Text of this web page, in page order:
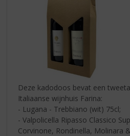
Deze kadodoos bevat een
Italiaanse wijnhuis Farina:
- Lugana - Trebbiano (wit) 75cl;
- Valpolicella Ripasso Classico
Corvinone, Rondinella, Molinara